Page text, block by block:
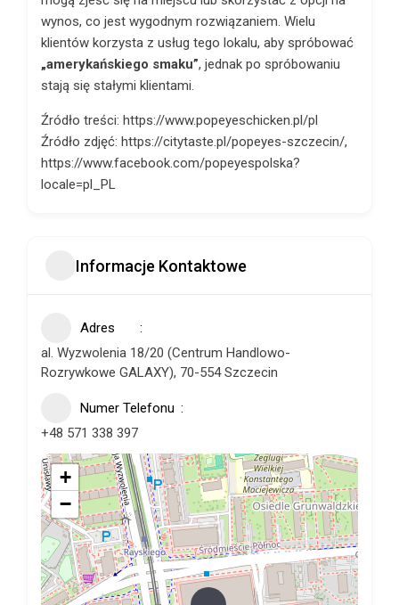
wynos, co jest wygodnym rozwiązaniem. Wielu
klientów korzysta z usług tego lokalu, aby spróbować
„amerykańskiego smaku”, jednak po spróbowaniu
stają się stałymi klientami.
Źródło treści: https://www.popeyeschicken.pl/pl
Źródło zdjęć: https://citytaste.pl/popeyes-szczecin/,
https://www.facebook.com/popeyespolska?
locale=pl_PL
Informacje Kontaktowe
Adres
al. Wyzwolenia 18/20 (Centrum Handlowo-
Rozrywkowe GALAXY), 70-554 Szczecin
Numer Telefonu
+48 571 338 397
+
−